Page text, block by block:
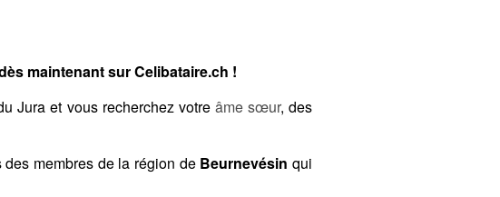
maintenant sur Celibataire.ch !
Jura et vous recherchez votre âme sœur, des
membres de la région de Beurnevésin qui